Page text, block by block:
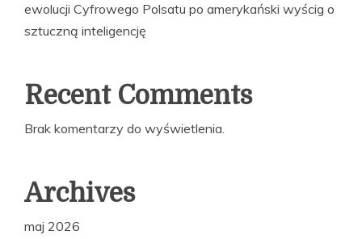
ewolucji Cyfrowego Polsatu po amerykański wyścig o
sztuczną inteligencję
Recent Comments
Brak komentarzy do wyświetlenia.
Archives
maj 2026